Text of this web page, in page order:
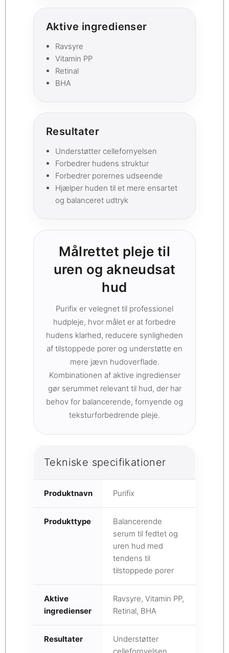
Aktive ingredienser
Ravsyre
Vitamin PP
Retinal
BHA
Resultater
Understøtter cellefornyelsen
Forbedrer hudens struktur
Forbedrer porernes udseende
Hjælper huden til et mere ensartet
og balanceret udtryk
Målrettet pleje til
uren og akneudsat
hud
Purifix er velegnet til professionel
hudpleje, hvor målet er at forbedre
hudens klarhed, reducere synligheden
af tilstoppede porer og understøtte en
mere jævn hudoverflade.
Kombinationen af aktive ingredienser
gør serummet relevant til hud, der har
behov for balancerende, fornyende og
teksturforbedrende pleje.
Tekniske specifikationer
Produktnavn Purifix
Produkttype
Balancerende
serum til fedtet og
uren hud med
tendens til
tilstoppede porer
Aktive
ingredienser
Ravsyre, Vitamin PP,
Retinal, BHA
Resultater
Understøtter
cellefornyelsen,